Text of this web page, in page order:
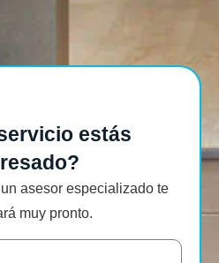
estás
asesor especializado te
muy pronto.